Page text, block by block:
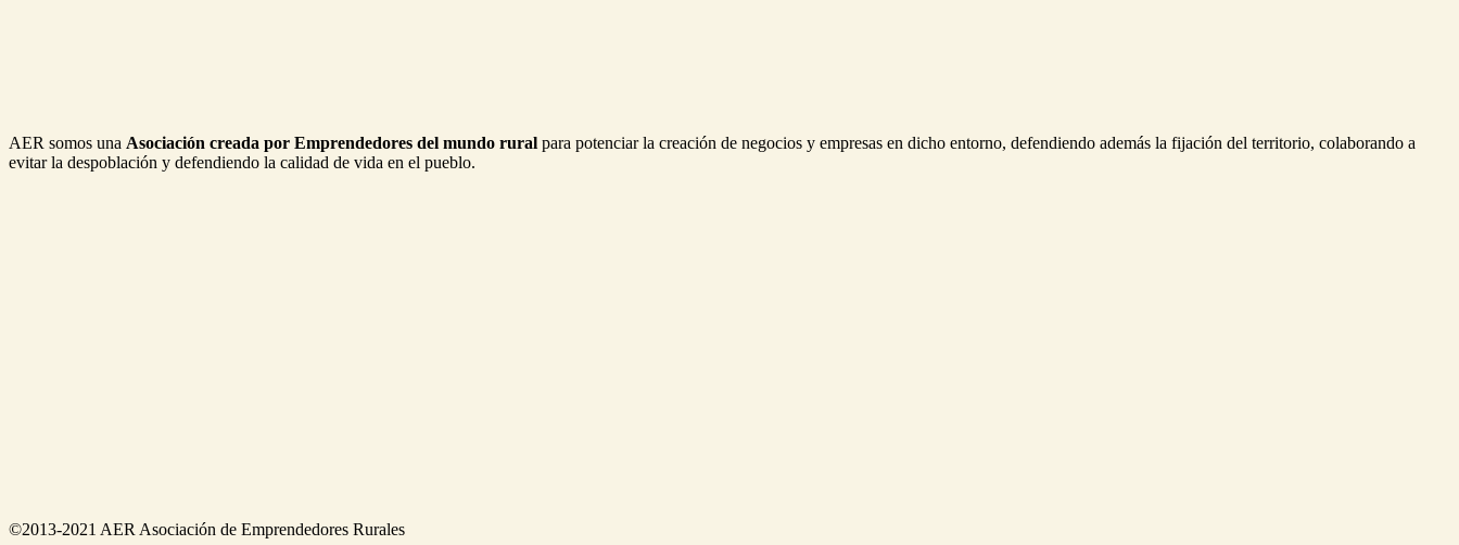
AER somos una Asociación creada por Emprendedores del mundo rural para potenciar la creación de negocios y empresas en dicho entorno, defendiendo además la fijación del territorio, colaborando a
evitar la despoblación y defendiendo la calidad de vida en el pueblo.
©2013-2021 AER Asociación de Emprendedores Rurales